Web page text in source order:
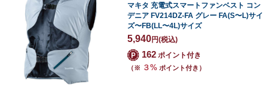
マキタ 充電式スマートファンベスト コン
デニア FV214DZ-FA グレー FA(S〜L)サイ
ズ〜FB(LL〜4L)サイズ
5,940円(税込)
162 ポイント付き
（※ ３% ポイント付き）